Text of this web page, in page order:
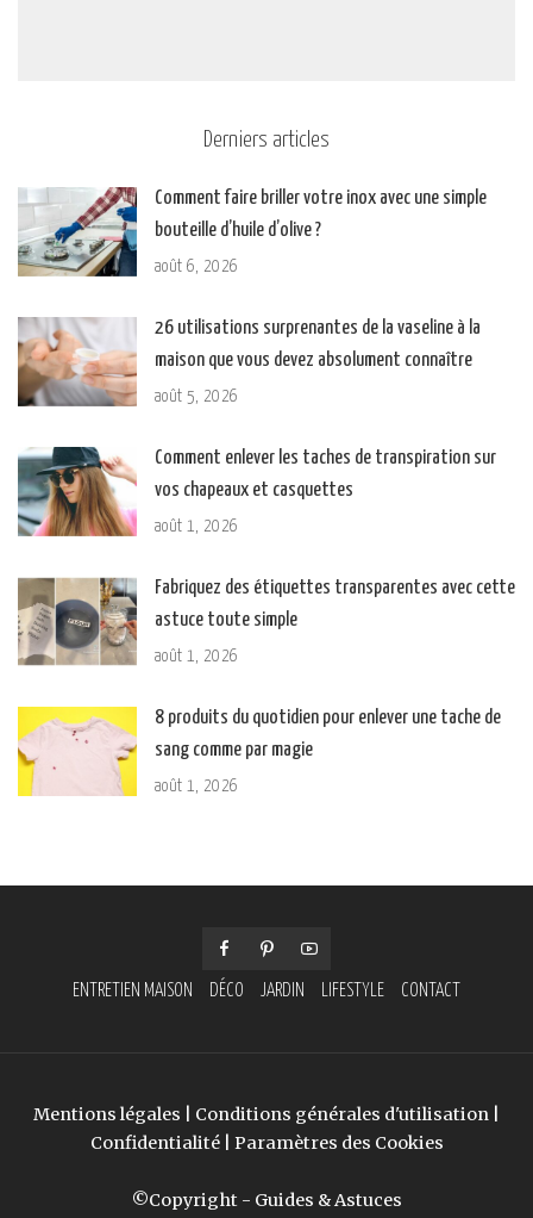
Derniers articles
Comment faire briller votre inox avec une simple
bouteille d’huile d’olive ?
août 6, 2026
26 utilisations surprenantes de la vaseline à la
maison que vous devez absolument connaître
août 5, 2026
Comment enlever les taches de transpiration sur
vos chapeaux et casquettes
août 1, 2026
Fabriquez des étiquettes transparentes avec cette
astuce toute simple
août 1, 2026
8 produits du quotidien pour enlever une tache de
sang comme par magie
août 1, 2026
ENTRETIEN MAISON DÉCO JARDIN LIFESTYLE CONTACT
Mentions légales Conditions générales d'utilisation
Confidentialité| Paramètres des Cookies
©Copyright - Guides & Astuces